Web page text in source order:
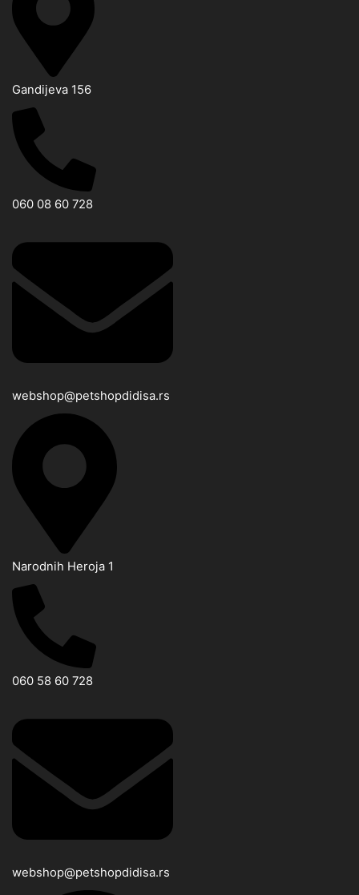
Gandijeva 156
060 08 60 728
webshop@petshopdidisa.rs
Narodnih Heroja 1
060 58 60 728
webshop@petshopdidisa.rs